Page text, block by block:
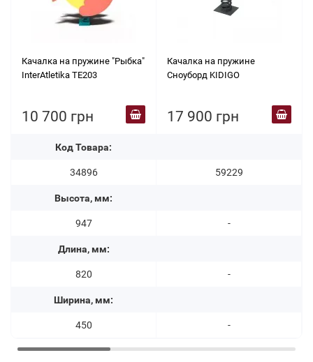
Качалка на пружине "Рыбка"
InterAtletika TE203
10 700 грн
Код Товара:
34896
Высота, мм:
947
Длина, мм:
820
Ширина, мм:
450
Качалка на пружине
Сноуборд KIDIGO
17 900 грн
59229
-
-
-